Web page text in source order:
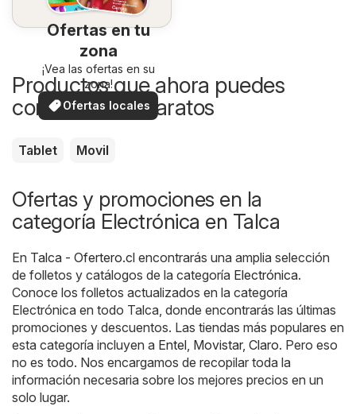
Ofertas en tu
zona
¡Vea las ofertas en su
zona!
Ofertas locales
Productos que ahora puedes
comprar más baratos
Tablet Movil
Ofertas y promociones en la
categoría Electrónica en Talca
En Talca - Ofertero.cl encontrarás una amplia selección
de folletos y catálogos de la categoría Electrónica.
Conoce los folletos actualizados en la categoría
Electrónica en todo Talca, donde encontrarás las últimas
promociones y descuentos. Las tiendas más populares en
esta categoría incluyen a Entel, Movistar, Claro. Pero eso
no es todo. Nos encargamos de recopilar toda la
información necesaria sobre los mejores precios en un
solo lugar.